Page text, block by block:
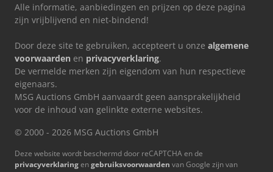
Alle informatie, aanbiedingen en prijzen op deze pagina
zijn vrijblijvend en niet-bindend!
Door deze site te gebruiken, accepteert u onze algemene
voorwaarden en privacyverklaring.
De vermelde merken zijn eigendom van hun respectieve
eigenaars.
MSG Auctions GmbH aanvaardt geen aansprakelijkheid
voor de inhoud van gelinkte externe websites.
© 2000 - 2026 MSG Auctions GmbH
Deze website wordt beschermd door reCAPTCHA en de
privacyverklaringengebruiksvoorwaarden van Google zijn van